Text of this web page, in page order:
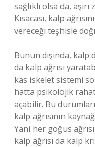
sağlıklı olsa da,
Kısacası, kalp
vereceği teşhisle
Bunun dışında, kalp
da kalp ağrısı
kas iskelet sistemi
hatta psikolojik
açabilir. Bu
kalp ağrısının
Yani her göğüs
kalp ağrısı da kalp